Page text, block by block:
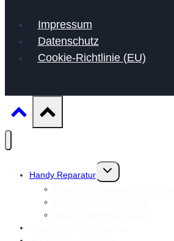
Impressum
Datenschutz
Cookie-Richtlinie (EU)
Handy Reparatur
Untermenü
umschalten